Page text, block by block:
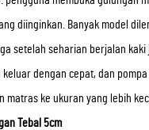
diinginkan. Banyak model
setelah seharian berjalan
dengan cepat, dan
ke ukuran yang lebih
Tebal 5cm